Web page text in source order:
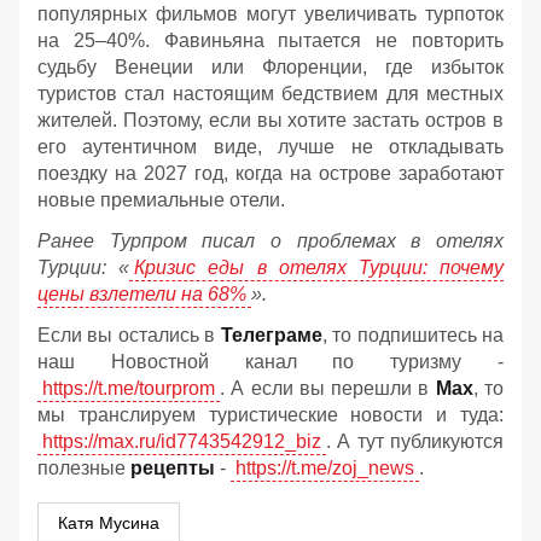
популярных фильмов могут увеличивать турпоток
на 25–40%. Фавиньяна пытается не повторить
судьбу Венеции или Флоренции, где избыток
туристов стал настоящим бедствием для местных
жителей. Поэтому, если вы хотите застать остров в
его аутентичном виде, лучше не откладывать
поездку на 2027 год, когда на острове заработают
новые премиальные отели.
Ранее Турпром писал о проблемах в отелях
Турции: « Кризис еды в отелях Турции: почему
цены взлетели на 68% ».
Если вы остались в Телеграме, то подпишитесь на
наш Новостной канал по туризму -
https://t.me/tourprom . А если вы перешли в Мах, то
мы транслируем туристические новости и туда:
https://max.ru/id7743542912_biz . А тут публикуются
полезные рецепты - https://t.me/zoj_news .
Катя Мусина